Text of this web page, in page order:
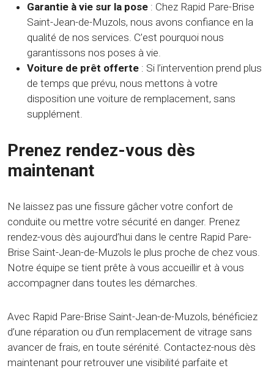
Garantie à vie sur la pose : Chez Rapid Pare-Brise
Saint-Jean-de-Muzols, nous avons confiance en la
qualité de nos services. C’est pourquoi nous
garantissons nos poses à vie.
Voiture de prêt offerte : Si l’intervention prend plus
de temps que prévu, nous mettons à votre
disposition une voiture de remplacement, sans
supplément.
Prenez rendez-vous dès
maintenant
Ne laissez pas une fissure gâcher votre confort de
conduite ou mettre votre sécurité en danger. Prenez
rendez-vous dès aujourd’hui dans le centre Rapid Pare-
Brise Saint-Jean-de-Muzols le plus proche de chez vous.
Notre équipe se tient prête à vous accueillir et à vous
accompagner dans toutes les démarches.
Avec Rapid Pare-Brise Saint-Jean-de-Muzols, bénéficiez
d’une réparation ou d’un remplacement de vitrage sans
avancer de frais, en toute sérénité. Contactez-nous dès
maintenant pour retrouver une visibilité parfaite et